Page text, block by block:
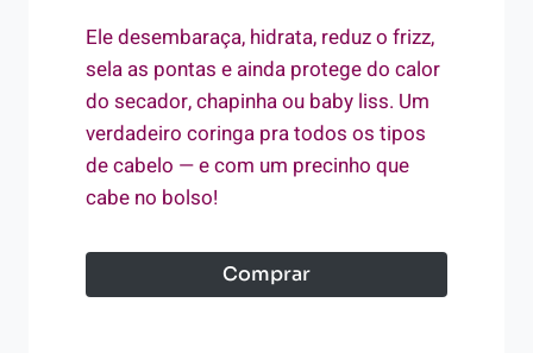
Ele desembaraça, hidrata, reduz o frizz,
sela as pontas e ainda protege do calor
do secador, chapinha ou baby liss. Um
verdadeiro coringa pra todos os tipos
de cabelo — e com um precinho que
cabe no bolso!
Comprar